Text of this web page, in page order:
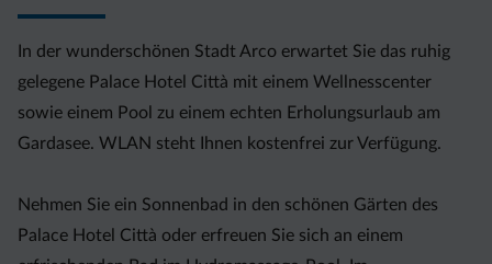
In der wunderschönen Stadt Arco erwartet Sie das ruhig
gelegene Palace Hotel Città mit einem Wellnesscenter
sowie einem Pool zu einem echten Erholungsurlaub am
Gardasee. WLAN steht Ihnen kostenfrei zur Verfügung.
Nehmen Sie ein Sonnenbad in den schönen Gärten des
Palace Hotel Città oder erfreuen Sie sich an einem